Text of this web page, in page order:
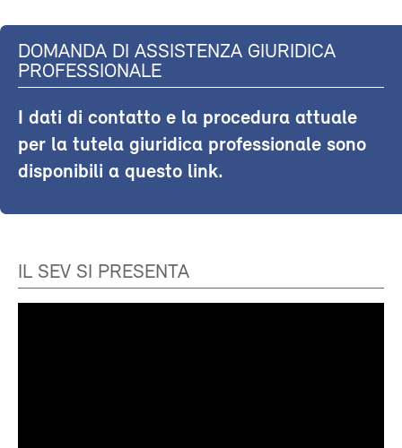
DOMANDA DI ASSISTENZA GIURIDICA
PROFESSIONALE
I dati di contatto e la procedura attuale
per la tutela giuridica professionale sono
disponibili a questo link.
IL SEV SI PRESENTA